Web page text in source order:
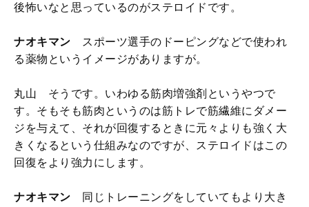
後怖いなと思っているのがステロイドです。
ナオキマン スポーツ選手のドーピングなどで使われ
る薬物というイメージがありますが。
丸山 そうです。いわゆる筋肉増強剤というやつで
す。そもそも筋肉というのは筋トレで筋繊維にダメー
ジを与えて、それが回復するときに元々よりも強く大
きくなるという仕組みなのですが、ステロイドはこの
回復をより強力にします。
ナオキマン 同じトレーニングをしていてもより大き